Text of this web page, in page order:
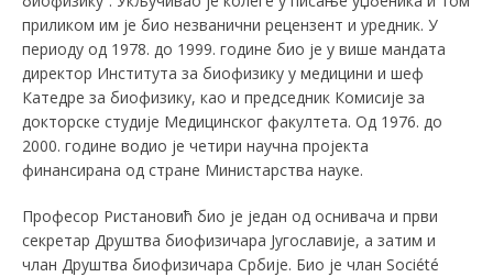
приликом им је био незванични рецензент и уредник. У
периоду од 1978. до 1999. године био је у више мандата
директор Института за биофизику у медицини и шеф
Катедре за биофизику, као и председник Комисије за
докторске студије Медицинског факултета. Од 1976. до
2000. године водио је четири научна пројекта
финансирана од стране Министарства науке.
Професор Ристановић био је један од оснивача и први
секретар Друштва биофизичара Југославије, а затим и
члан Друштва биофизичара Србије. Био је члан Société